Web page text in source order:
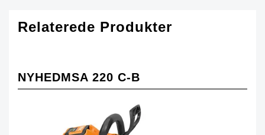
Relaterede Produkter
NYHEDMSA 220 C-B